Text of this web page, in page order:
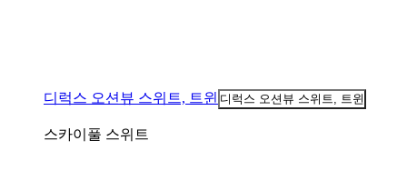
디럭스 오션뷰 스위트, 트윈 디럭스 오션뷰 스위트, 트윈
스카이풀 스위트